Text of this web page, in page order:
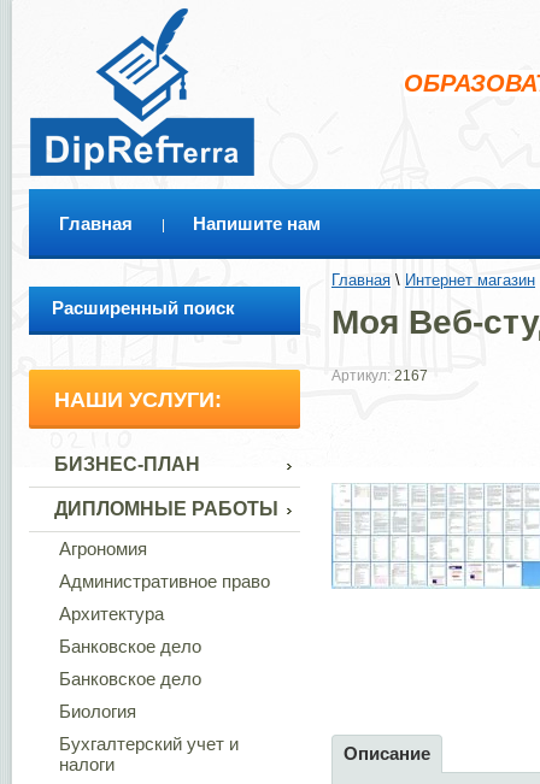
Главная Напишите нам
Расширенный поиск
НАШИ УСЛУГИ:
БИЗНЕС-ПЛАН
ДИПЛОМНЫЕ РАБОТЫ
Агрономия
Административное право
Архитектура
Банковское дело
Банковское дело
Биология
Бухгалтерский учет и
налоги
Главная \ Интернет магазин
Моя Веб-
Артикул: 2167
Описание